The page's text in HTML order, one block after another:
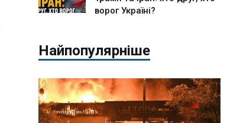
ворог Україні?
Найпопулярніше